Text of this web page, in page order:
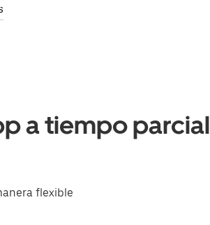
a tiempo parcial
flexible